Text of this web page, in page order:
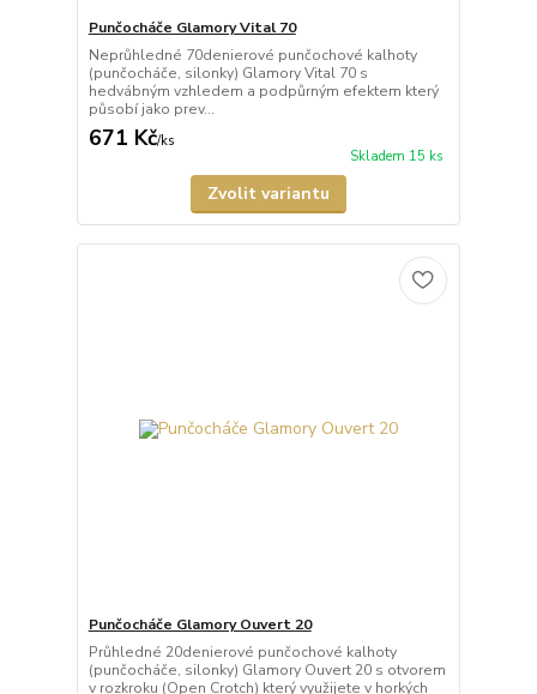
Punčocháče Glamory Vital 70
Neprůhledné 70denierové punčochové kalhoty
(punčocháče, silonky) Glamory Vital 70 s
hedvábným vzhledem a podpůrným efektem který
působí jako prev...
671 Kč/ks
Skladem 15 ks
Zvolit variantu
Punčocháče Glamory Ouvert 20
Průhledné 20denierové punčochové kalhoty
(punčocháče, silonky) Glamory Ouvert 20 s otvorem
v rozkroku (Open Crotch) který využijete v horkých